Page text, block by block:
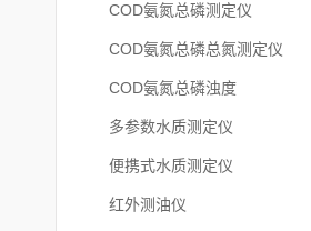
COD氨氮总磷测定仪
COD氨氮总磷总氮测定仪
COD氨氮总磷浊度
多参数水质测定仪
便携式水质测定仪
红外测油仪